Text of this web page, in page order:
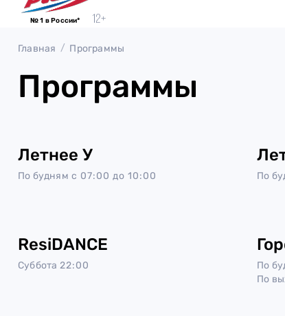
№ 1 в России*
Главная Программы
Программы
Летнее У
По будням с 07:00 до 10:00 По
ResiDANCE
Суббота 22:00 По
По